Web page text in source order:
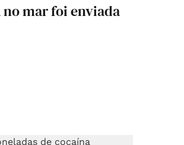
no mar foi enviada